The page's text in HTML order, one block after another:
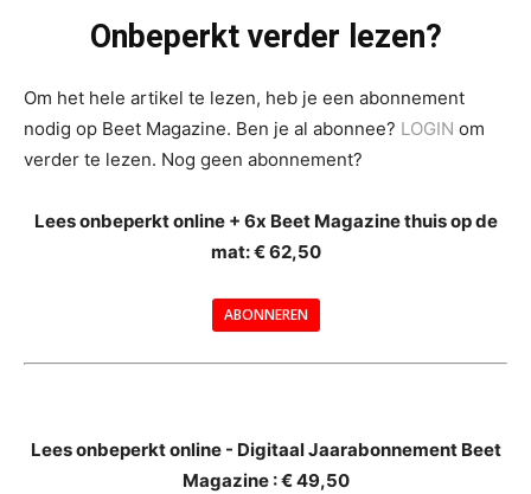
Onbeperkt verder lezen?
Om het hele artikel te lezen, heb je een abonnement
nodig op Beet Magazine. Ben je al abonnee? LOGIN om
verder te lezen. Nog geen abonnement?
Lees onbeperkt online + 6x Beet Magazine thuis op de
mat: € 62,50
ABONNEREN
Lees onbeperkt online - Digitaal Jaarabonnement Beet
Magazine : € 49,50